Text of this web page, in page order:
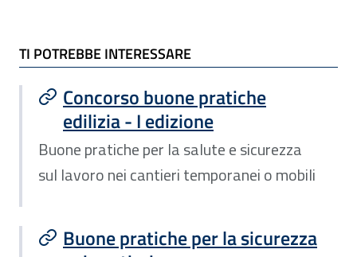
TI POTREBBE INTERESSARE
TI POTREBBE INTERESSARE
Concorso buone pratiche
edilizia - I edizione
Buone pratiche per la salute e sicurezza
sul lavoro nei cantieri temporanei o mobili
Buone pratiche per la sicurezza